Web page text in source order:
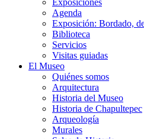
Exposiciones
Agenda
Exposición: Bordado,
Biblioteca
Servicios
Visitas guiadas
El Museo
Quiénes somos
Arquitectura
Historia del Museo
Historia de Chapultepec
Arqueología
Murales